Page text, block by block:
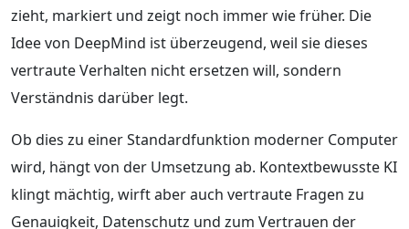
zieht, markiert und zeigt noch immer wie früher. Die
Idee von DeepMind ist überzeugend, weil sie dieses
vertraute Verhalten nicht ersetzen will, sondern
Verständnis darüber legt.
Ob dies zu einer Standardfunktion moderner Computer
wird, hängt von der Umsetzung ab. Kontextbewusste KI
klingt mächtig, wirft aber auch vertraute Fragen zu
Genauigkeit, Datenschutz und zum Vertrauen der